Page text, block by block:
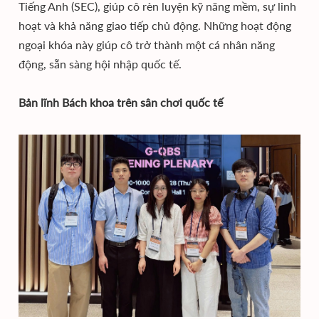
Tiếng Anh (SEC), giúp cô rèn luyện kỹ năng mềm, sự linh
hoạt và khả năng giao tiếp chủ động. Những hoạt động
ngoại khóa này giúp cô trở thành một cá nhân năng
động, sẵn sàng hội nhập quốc tế.
Bản lĩnh Bách khoa trên sân chơi quốc tế